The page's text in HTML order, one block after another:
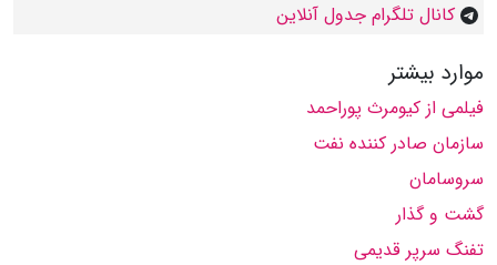
کانال تلگرام جدول آنلاین
موارد بیشتر
فیلمی از كیومرث پوراحمد
سازمان صادر كننده نفت
سروسامان
گشت و گذار
تفنگ سرپر قدیمی